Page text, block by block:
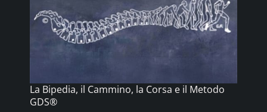
La Bipedia, il Cammino, la Corsa e il Metodo
GDS®